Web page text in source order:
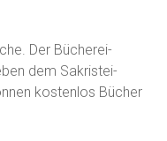
Der Bücherei-
dem Sakristei-
kostenlos Bücher